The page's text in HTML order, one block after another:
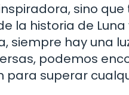
sino
la historia de Luna
hay una
podemos
para superar